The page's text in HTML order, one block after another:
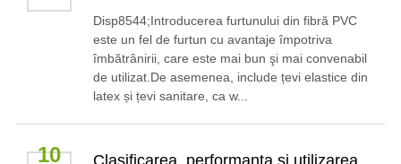
Disp8544;Introducerea furtunului din fibră PVC
este un fel de furtun cu avantaje împotriva
îmbătrânirii, care este mai bun şi mai convenabil
de utilizat.De asemenea, include țevi elastice din
latex și țevi sanitare, ca w...
10 Clasificarea, performanța și utilizarea